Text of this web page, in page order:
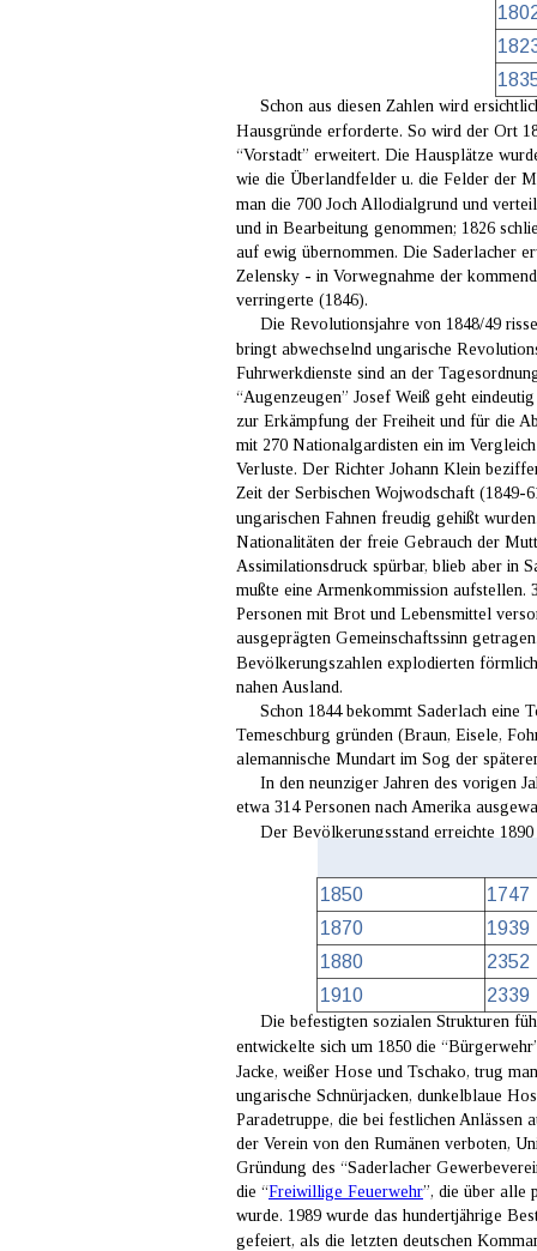
Schon aus diesen Zahlen wird
Hausgründe erforderte. So wird der Ort
“Vorstadt” erweitert. Die Hausplätze
wie die Überlandfelder u. die Felder der
man die 700 Joch Allodialgrund und
und in Bearbeitung genommen; 1826
auf ewig übernommen. Die Saderlacher
Zelensky - in Vorwegnahme der
verringerte (1846).
Die Revolutionsjahre von 1848/49
bringt abwechselnd ungarische
Fuhrwerkdienste sind an der
“Augenzeugen” Josef Weiß geht
zur Erkämpfung der Freiheit und für die
mit 270 Nationalgardisten ein im
Verluste. Der Richter Johann Klein
Zeit der Serbischen Wojwodschaft (1849-
ungarischen Fahnen freudig gehißt
Nationalitäten der freie Gebrauch der
Assimilationsdruck spürbar, blieb aber in
mußte eine Armenkommission
Personen mit Brot und Lebensmittel
ausgeprägten Gemeinschaftssinn
Bevölkerungszahlen explodierten
nahen Ausland.
Schon 1844 bekommt Saderlach eine
Temeschburg gründen (Braun, Eisele,
alemannische Mundart im Sog der
In den neunziger Jahren des
etwa 314 Personen nach Amerika
Der Bevölkerungsstand erreichte
Die befestigten sozialen Strukturen
entwickelte sich um 1850 die
Jacke, weißer Hose und Tschako, trug
ungarische Schnürjacken, dunkelblaue
Paradetruppe, die bei festlichen
der Verein von den Rumänen verboten,
Gründung des “Saderlacher
die “Freiwillige Feuerwehr”, die über alle
wurde. 1989 wurde das hundertjährige
gefeiert, als die letzten deutschen
1850
1747
1870
1939
1880
2352
1910
2339